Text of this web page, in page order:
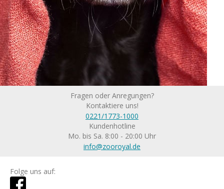
Fragen oder Anregungen?
Kontaktiere uns!
0221/1773-1000
Kundenhotline
Mo. bis Sa. 8:00 - 20:00 Uhr
info@zooroyal.de
Folge uns auf: